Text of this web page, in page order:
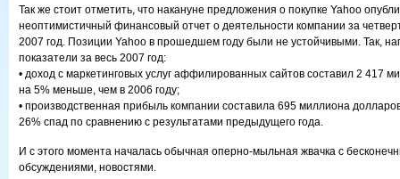
Так же стоит отметить, что накануне предложения о покупке Yahoo
неоптимистичный финансовый отчет о деятельности компании за
2007 год. Позиции Yahoo в прошедшем году были не устойчивыми. Так,
показатели за весь 2007 год:
• доход с маркетинговых услуг аффилированных сайтов составил 2 417
на 5% меньше, чем в 2006 году;
• производственная прибыль компании составила 695 миллиона
26% спад по сравнению с результатами предыдущего года.
И с этого момента началась обычная оперно-мыльная жвачка с
обсуждениями, новостями.